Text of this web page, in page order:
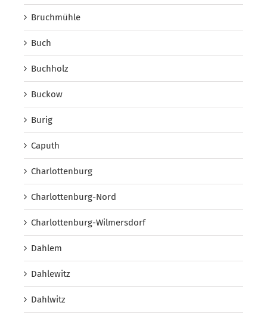
Bruchmühle
Buch
Buchholz
Buckow
Burig
Caputh
Charlottenburg
Charlottenburg-Nord
Charlottenburg-Wilmersdorf
Dahlem
Dahlewitz
Dahlwitz